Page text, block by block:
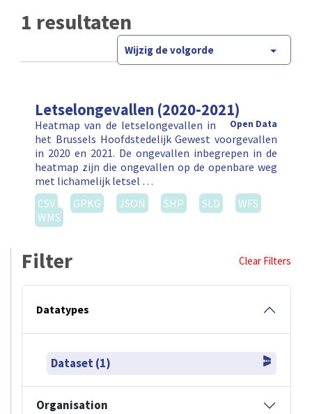
1 resultaten
Wijzig de volgorde
Letselongevallen (2020-2021)
Open Data
Heatmap van de letselongevallen in
het Brussels Hoofdstedelijk Gewest voorgevallen
in 2020 en 2021. De ongevallen inbegrepen in de
heatmap zijn die ongevallen op de openbare weg
met lichamelijk letsel …
CSV
GPKG JSON SHP SLD
WFS
WMS
Filter Clear Filters
Datatypes
Dataset (1)
Organisation